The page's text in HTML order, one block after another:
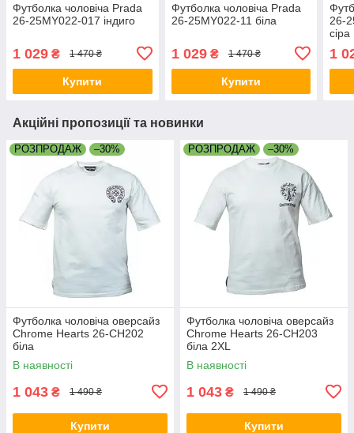
Футболка чоловіча Prada
26-25MY022-017 індиго
1 029 ₴ 1 470 ₴
Купити
Футболка чоловіча Prada
26-25MY022-11 біла
1 029₴ 1 470 ₴
Купити
26-
сіра
1
Акційні пропозиції та новинки
РОЗПРОДАЖ –30%
Футболка чоловіча оверсайз
Chrome Hearts 26-CH202
біла
В наявності
1 043 ₴ 1 490 ₴
Купити
РОЗПРОДАЖ –30%
Футболка чоловіча оверсайз
Chrome Hearts 26-CH203
біла 2XL
В наявності
1 043 ₴ 1 490 ₴
Купити